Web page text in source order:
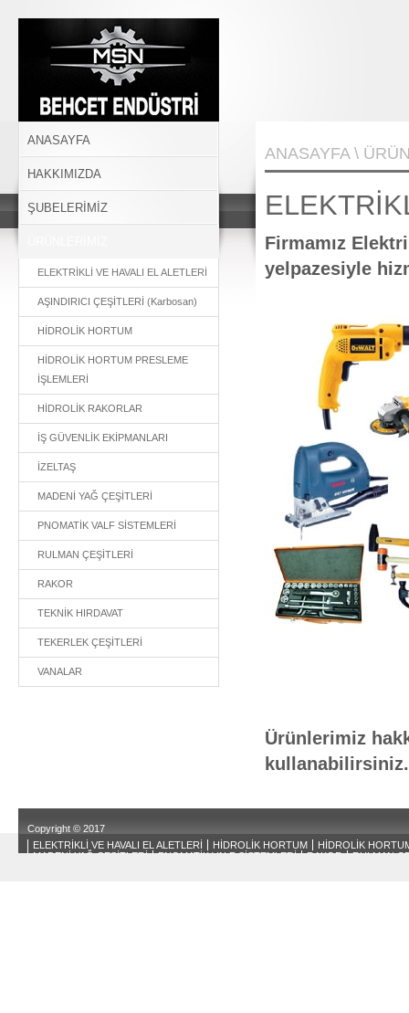
BEHÇET ENDÜSTRİ
ANASAYFA
HAKKIMIZDA
ŞUBELERİMİZ
ELEKTRİKLİ VE HAVALI EL ALETLERİ
AŞINDIRICI ÇEŞİTLERİ (Karbosan)
HİDROLİK HORTUM
HİDROLİK HORTUM PRESLEME
İŞLEMLERİ
HİDROLİK RAKORLAR
İŞ GÜVENLİK EKİPMANLARI
İZELTAŞ
MADENİ YAĞ ÇEŞİTLERİ
PNOMATİK VALF SİSTEMLERİ
RULMAN ÇEŞİTLERİ
RAKOR
TEKNİK HIRDAVAT
TEKERLEK ÇEŞİTLERİ
VANALAR
ANASAYFA\
Firmamız
yelpazesiyle
Ürünlerimiz
kullanabilirsiniz.
Copyright © 2017
ELEKTRİKLİ VE HAVALI EL ALETLERİ
HİDROLİK HORTUM
HİDROLİK
MADENİ YAĞ ÇEŞİTLERİ
PNOMATİK VALF SİSTEMLERİ RAKOR RULMAN